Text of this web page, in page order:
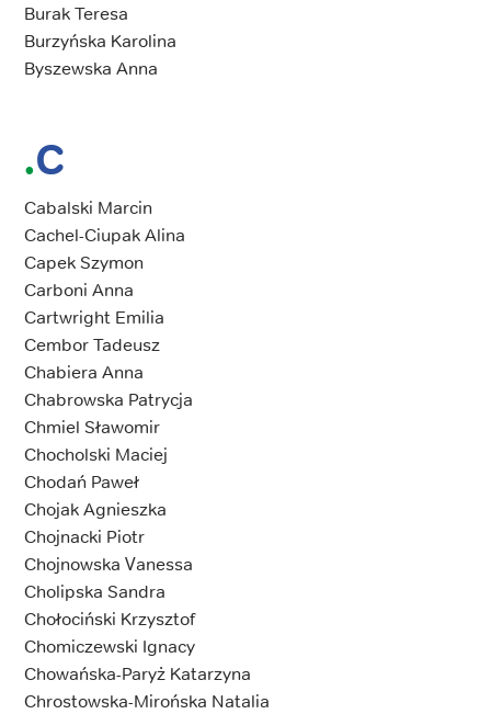
Burak Teresa
Burzyńska Karolina
Byszewska Anna
C
Cabalski Marcin
Cachel-Ciupak Alina
Capek Szymon
Carboni Anna
Cartwright Emilia
Cembor Tadeusz
Chabiera Anna
Chabrowska Patrycja
Chmiel Sławomir
Chocholski Maciej
Chodań Paweł
Chojak Agnieszka
Chojnacki Piotr
Chojnowska Vanessa
Cholipska Sandra
Chołociński Krzysztof
Chomiczewski Ignacy
Chowańska-Paryż Katarzyna
Chrostowska-Mirońska Natalia